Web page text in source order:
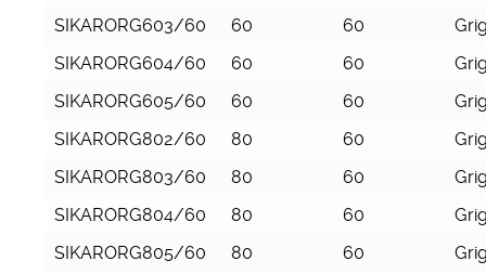
SIKARORG603/60
60 60
SIKARORG604/60
60 60
SIKARORG605/60
60 60
SIKARORG802/60
80 60
SIKARORG803/60
80 60
SIKARORG804/60
80 60
SIKARORG805/60
80 60